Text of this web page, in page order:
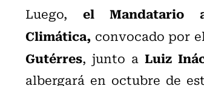
Luego,
el Mandatario
Climática, convocado por
Gutérres, junto a Luiz
albergará en octubre de